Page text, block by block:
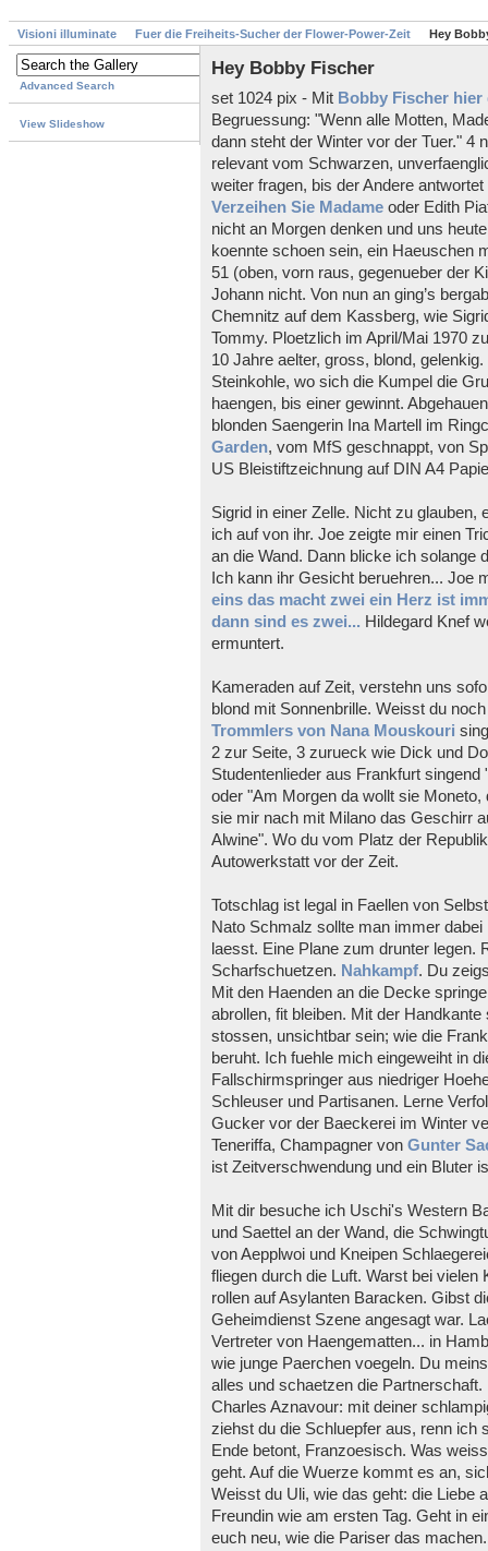
Visioni illuminate Fuer die Freiheits-Sucher der Flower-Power-Zeit Hey
Advanced Search
View Slideshow
Hey Bobby Fischer
set 1024 pix - Mit Bobby Fischer
Begruessung: "Wenn alle Motten,
dann steht der Winter vor der Tuer." 4
relevant vom Schwarzen,
weiter fragen, bis der Andere
Verzeihen Sie Madame oder Edith
nicht an Morgen denken und uns
koennte schoen sein, ein Haeuschen
51 (oben, vorn raus, gegenueber der
Johann nicht. Von nun an ging’s
Chemnitz auf dem Kassberg, wie
Tommy. Ploetzlich im April/Mai 1970
10 Jahre aelter, gross, blond,
Steinkohle, wo sich die Kumpel die
haengen, bis einer gewinnt.
blonden Saengerin Ina Martell im
Garden, vom MfS geschnappt, von
US Bleistiftzeichnung auf DIN A4
Sigrid in einer Zelle. Nicht zu
ich auf von ihr. Joe zeigte mir einen
an die Wand. Dann blicke ich solange
Ich kann ihr Gesicht beruehren... Joe
eins das macht zwei ein Herz ist
dann sind es zwei... Hildegard Knef
ermuntert.
Kameraden auf Zeit, verstehn uns
blond mit Sonnenbrille. Weisst du
Trommlers von Nana Mouskouri
2 zur Seite, 3 zurueck wie Dick und
Studentenlieder aus Frankfurt
oder "Am Morgen da wollt sie
sie mir nach mit Milano das Geschirr
Alwine". Wo du vom Platz der
Autowerkstatt vor der Zeit.
Totschlag ist legal in Faellen von
Nato Schmalz sollte man immer
laesst. Eine Plane zum drunter
Scharfschuetzen. Nahkampf. Du
Mit den Haenden an die Decke
abrollen, fit bleiben. Mit der
stossen, unsichtbar sein; wie die
beruht. Ich fuehle mich eingeweiht in
Fallschirmspringer aus niedriger
Schleuser und Partisanen. Lerne
Gucker vor der Baeckerei im Winter
Teneriffa, Champagner von Gunter
ist Zeitverschwendung und ein Bluter
Mit dir besuche ich Uschi's Western
und Saettel an der Wand, die
von Aepplwoi und Kneipen
fliegen durch die Luft. Warst bei
rollen auf Asylanten Baracken. Gibst
Geheimdienst Szene angesagt war.
Vertreter von Haengematten... in
wie junge Paerchen voegeln. Du
alles und schaetzen die
Charles Aznavour: mit deiner
ziehst du die Schluepfer aus, renn
Ende betont, Franzoesisch. Was
geht. Auf die Wuerze kommt es an,
Weisst du Uli, wie das geht: die Liebe
Freundin wie am ersten Tag. Geht in
euch neu, wie die Pariser das